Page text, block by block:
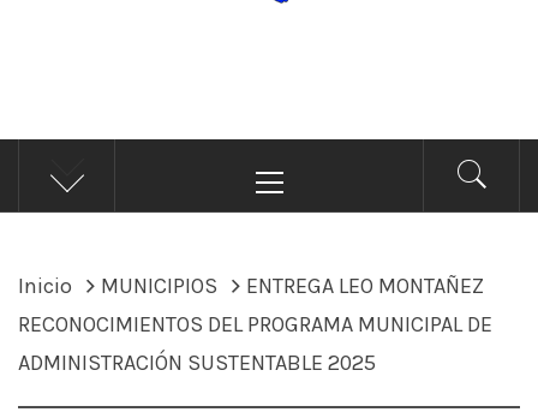
ÁNDALE NOTICIAS
Noticias
principal
Inicio MUNICIPIOS
ENTREGA LEO MONTAÑEZ
RECONOCIMIENTOS DEL PROGRAMA MUNICIPAL DE
ADMINISTRACIÓN SUSTENTABLE 2025